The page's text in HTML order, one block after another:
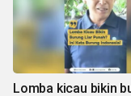
Lomba kicau bikin